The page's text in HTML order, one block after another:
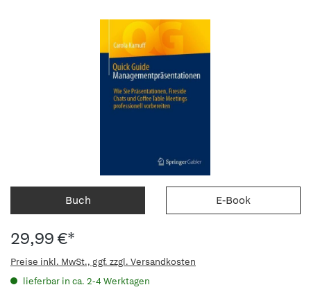
Buch E-Book
29,99 €*
Preise inkl. MwSt., ggf. zzgl. Versandkosten
lieferbar in ca. 2-4 Werktagen